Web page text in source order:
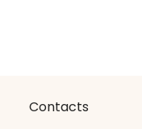
Contacts